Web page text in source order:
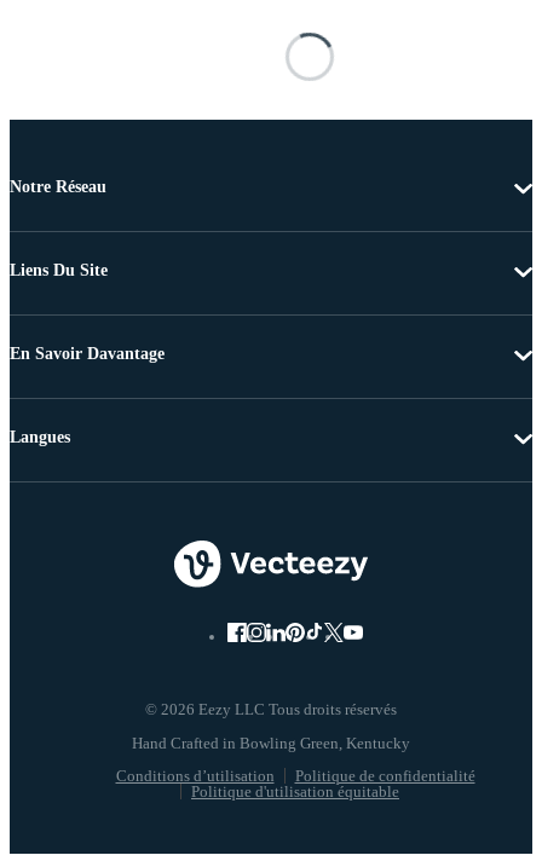
Notre Réseau
Liens Du Site
En Savoir Davantage
© 2026 Eezy LLC Tous droits réservés
Conditions d’utilisation
Politique de confidentialité
Politique d'utilisation équitable
Langues